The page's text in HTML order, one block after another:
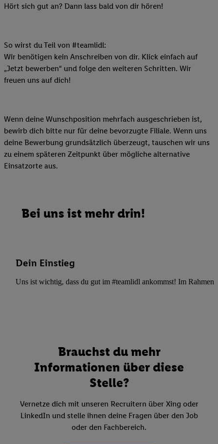
Hört sich gut an? Dann lass bald von dir hören!
So wirst du Teil von #teamlidl:
Wir benötigen kein Anschreiben von dir. Klick einfach auf
„Jetzt bewerben“ und folge den weiteren Schritten. Wir
freuen uns auf dich!
Wenn deine Wunschposition mehrfach ausgeschrieben ist,
bewirb dich bitte nur für deine bevorzugte Filiale. Wenn uns
deine Bewerbung grundsätzlich überzeugt, tauschen wir uns
zu einem späteren Zeitpunkt über mögliche alternative
Einsatzorte aus.
Bei uns ist mehr drin!
Dein Einstieg
Uns ist wichtig, dass du gut im #teamlidl ankommst! Im Rahmen
Brauchst du mehr
Informationen über diese
Stelle?
Vernetze dich mit unseren Recruitern über Xing oder
LinkedIn und stelle ihnen deine Fragen über den Job
oder den Fachbereich.